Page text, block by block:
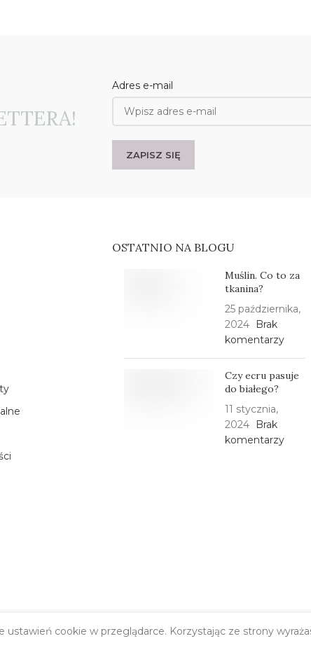
Adres e-mail
OSTATNIO NA BLOGU
Muślin. Co to za
tkanina?
25 października,
2024
Brak
komentarzy
Czy ecru pasuje
do białego?
11 stycznia,
2024
Brak
komentarzy
cookie w przeglądarce. Korzystając ze strony